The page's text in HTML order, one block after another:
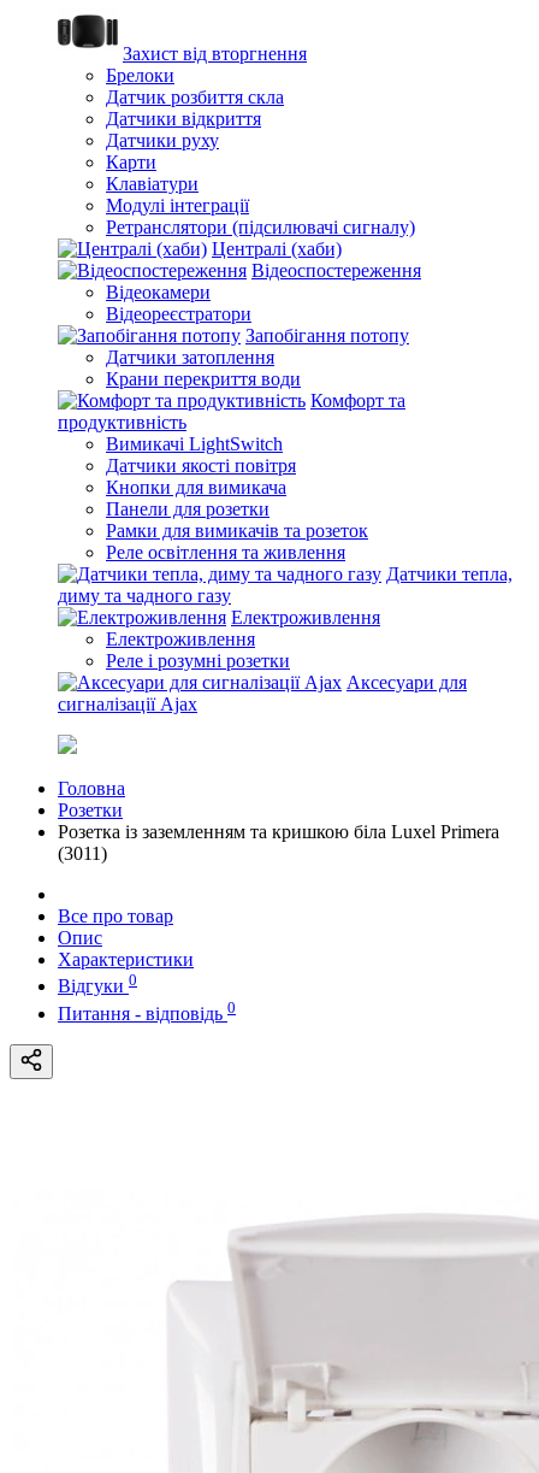
Захист від вторгнення
Брелоки
Датчик розбиття скла
Датчики відкриття
Датчики руху
Карти
Клавіатури
Модулі інтеграції
Ретранслятори (підсилювачі сигналу)
Централі (хаби)
Відеоспостереження
Відеокамери
Відеореєстратори
Запобігання потопу
Датчики затоплення
Крани перекриття води
Комфорт та
продуктивність
Вимикачі LightSwitch
Датчики якості повітря
Кнопки для вимикача
Панели для розетки
Рамки для вимикачів та розеток
Реле освітлення та живлення
Датчики тепла,
диму та чадного газу
Електроживлення
Електроживлення
Реле і розумні розетки
Аксесуари для
сигналізації Ajax
Головна
Розетки
Розетка із заземленням та кришкою біла Luxel Primera
(3011)
Все про товар
Опис
Характеристики
Відгуки 0
Питання - відповідь 0